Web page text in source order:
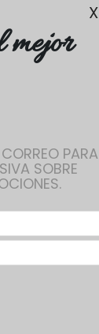
X
mejor
PARA
SOBRE